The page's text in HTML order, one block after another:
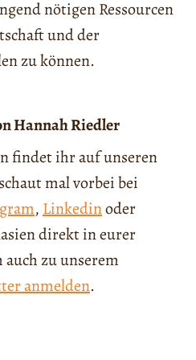
nötigen Ressourcen
und der
zu können.
Hannah Riedler
findet ihr auf unseren
mal vorbei bei
, Linkedinoder
direkt in eurer
zu unserem
anmelden.